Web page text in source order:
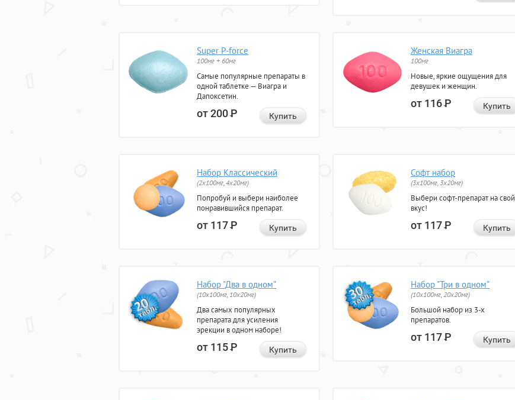
Super P-force
100мг + 60мг
Самые популярные препараты в
одной таблетке — Виагра и
Дапоксетин.
от 200Р Купить
Женская Виагра
100мг
Новые, яркие ощущения для
девушек и женщин.
от 116Р Купить
Набор Классический
(2x100мг, 4x20мг)
Попробуй и выбери наиболее
понравившийся препарат.
от 117Р Купить
Софт набор
(3x100мг, 3x20мг)
Выбери софт-препарат на свой
вкус!
от 117Р Купить
Набор "Два в одном"
(10x100мг, 10x20мг)
Два самых популярных
препарата для усиления
эрекции в одном наборе!
от 115Р Купить
Набор "Три в одном"
(10x100мг, 20x20мг)
Большой набор из 3-х
препаратов.
от 117Р Купить